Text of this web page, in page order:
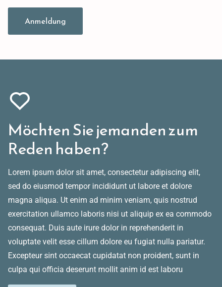
Anmeldung
Möchten Sie jemanden zum
Reden haben?
Lorem ipsum dolor sit amet, consectetur adipiscing elit,
sed do eiusmod tempor incididunt ut labore et dolore
magna aliqua. Ut enim ad minim veniam, quis nostrud
exercitation ullamco laboris nisi ut aliquip ex ea commodo
consequat. Duis aute irure dolor in reprehenderit in
voluptate velit esse cillum dolore eu fugiat nulla pariatur.
Excepteur sint occaecat cupidatat non proident, sunt in
culpa qui officia deserunt mollit anim id est laboru